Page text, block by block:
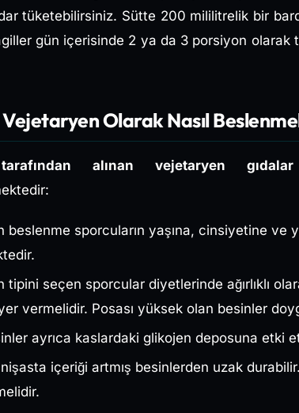
tüketebilirsiniz. Sütte 200 mililitrelik bir
gün içerisinde 2 ya da 3 porsiyon olarak
Olarak Nasıl
alınan vejetaryen
beslenme sporcuların yaşına, cinsiyetine ve
tipini seçen sporcular diyetlerinde ağırlıklı
vermelidir. Posası yüksek olan besinler
ayrıca kaslardaki glikojen deposuna etki
içeriği artmış besinlerden uzak